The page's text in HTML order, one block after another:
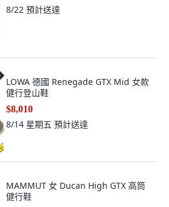
8/22 預計送達
LOWA 德國 Renegade GTX Mid 女款
健行登山鞋
$8,010
8/14 星期五 預計送達
MAMMUT 女 Ducan High GTX 高筒
健行鞋